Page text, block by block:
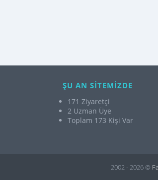
ŞU AN SİTEMİZDE
171 Ziyaretçi
2 Uzman Üye
Toplam 173 Kişi Var
2002 - 2026 ©